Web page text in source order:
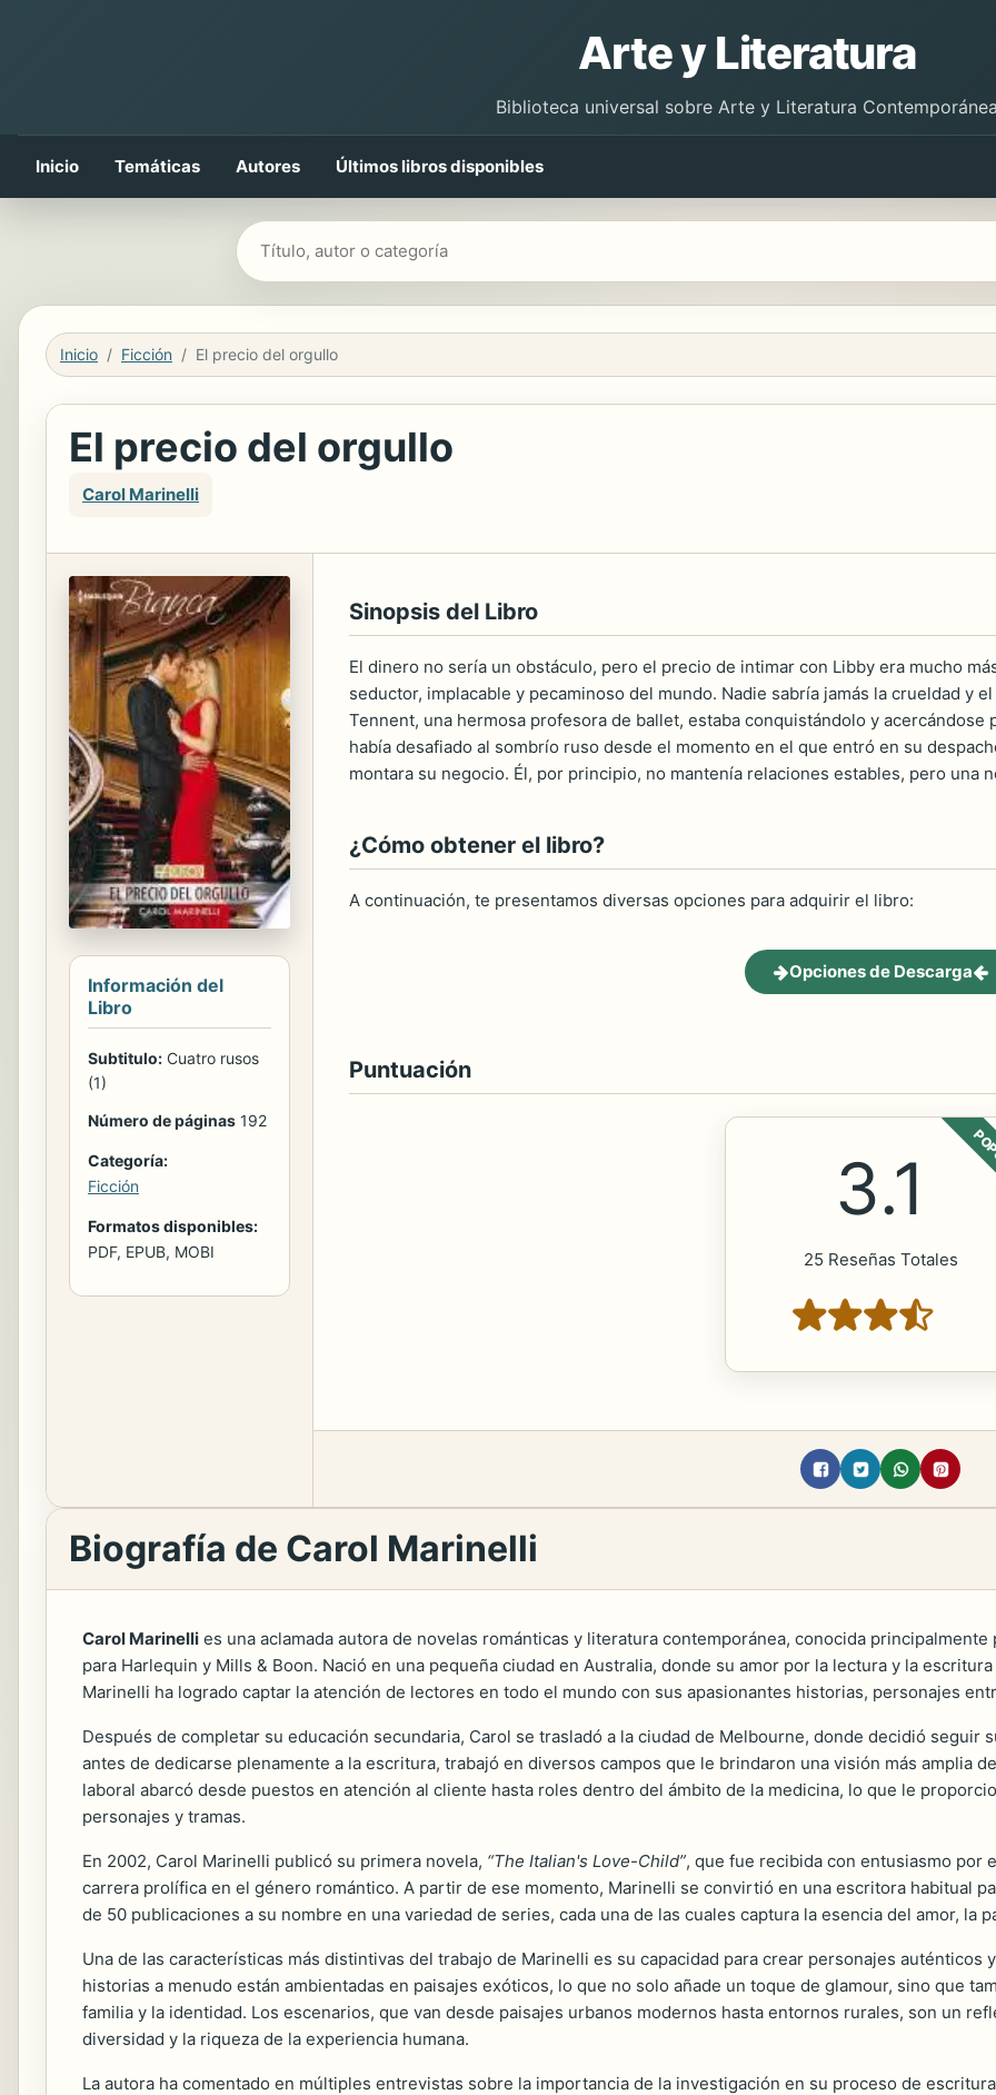
Arte y Literatura
Biblioteca universal sobre Arte y Literatura
Inicio Temáticas Autores Últimos libros disponibles
Buscar libros
Inicio Ficción El precio del orgullo
El precio del orgullo
Carol Marinelli
Información del
Libro
Subtitulo: Cuatro rusos
(1)
Número de páginas 192
Categoría:
Ficción
Formatos disponibles:
PDF, EPUB, MOBI
Sinopsis del Libro
El dinero no sería un obstáculo, pero el precio de intimar con Libby era mucho
seductor, implacable y pecaminoso del mundo. Nadie sabría jamás la crueldad y
Tennent, una hermosa profesora de ballet, estaba conquistándolo y acercándose
había desafiado al sombrío ruso desde el momento en el que entró en su
montara su negocio. Él, por principio, no mantenía relaciones estables, pero una
¿Cómo obtener el libro?
A continuación, te presentamos diversas opciones para adquirir el libro:
Opciones de Descarga
Puntuación
3.1
25 Reseñas Totales
Biografía de Carol Marinelli
Carol Marinelli es una aclamada autora de novelas románticas y literatura contemporánea, conocida
para Harlequin y Mills & Boon. Nació en una pequeña ciudad en Australia, donde su amor por la lectura y la
Marinelli ha logrado captar la atención de lectores en todo el mundo con sus apasionantes historias, personajes
Después de completar su educación secundaria, Carol se trasladó a la ciudad de Melbourne, donde decidió
antes de dedicarse plenamente a la escritura, trabajó en diversos campos que le brindaron una visión más amplia
laboral abarcó desde puestos en atención al cliente hasta roles dentro del ámbito de la medicina, lo que le
personajes y tramas.
En 2002, Carol Marinelli publicó su primera novela, “The Italian's Love-Child”, que fue recibida con entusiasmo por
carrera prolífica en el género romántico. A partir de ese momento, Marinelli se convirtió en una escritora habitual
de 50 publicaciones a su nombre en una variedad de series, cada una de las cuales captura la esencia del amor, la
Una de las características más distintivas del trabajo de Marinelli es su capacidad para crear personajes
historias a menudo están ambientadas en paisajes exóticos, lo que no solo añade un toque de glamour, sino que
familia y la identidad. Los escenarios, que van desde paisajes urbanos modernos hasta entornos rurales, son un
diversidad y la riqueza de la experiencia humana.
La autora ha comentado en múltiples entrevistas sobre la importancia de la investigación en su proceso de